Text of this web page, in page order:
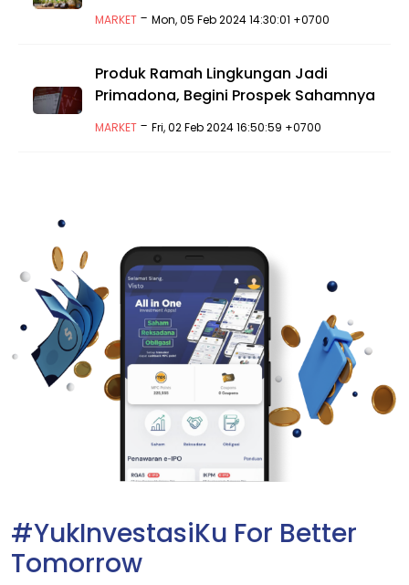
MARKET -Mon, 05 Feb 2024 14:30:01 +0700
Produk Ramah Lingkungan Jadi
Primadona, Begini Prospek Sahamnya
MARKET -Fri, 02 Feb 2024 16:50:59 +0700
#YukInvestasiKu For Better
Tomorrow